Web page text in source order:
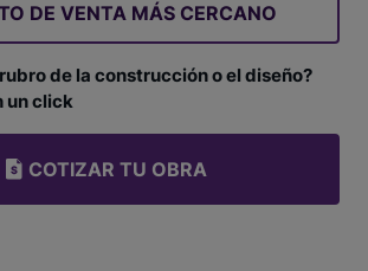
DE VENTA MÁS CERCANO
de la construcción o el diseño?
un click
COTIZAR TU OBRA